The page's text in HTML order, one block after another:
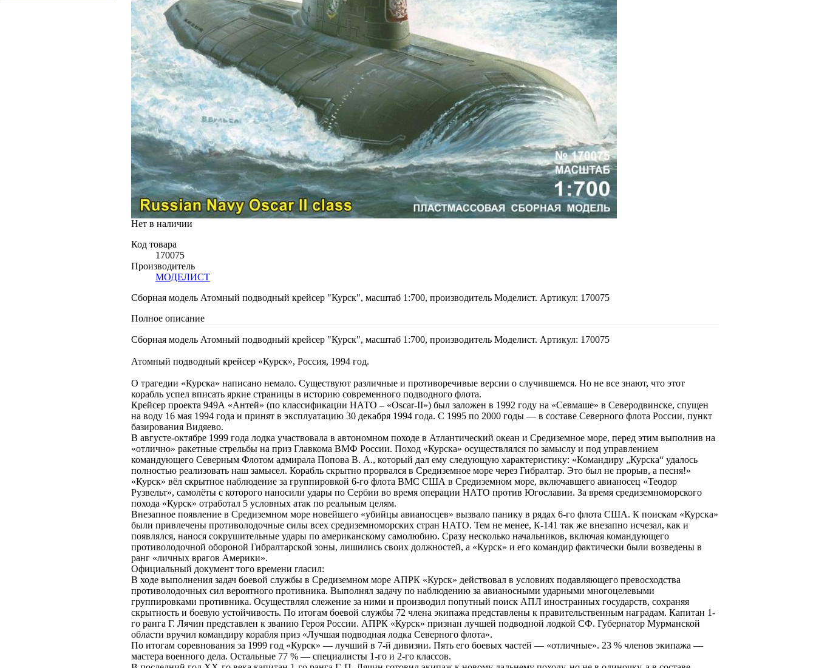
Нет в наличии
Код товара
170075
Производитель
МОДЕЛИСТ
Сборная модель Атомный подводный крейсер "Курск", масштаб 1:700, производитель Моделист. Артикул: 170075
Полное описание
Сборная модель Атомный подводный крейсер "Курск", масштаб 1:700, производитель Моделист. Артикул: 170075
Атомный подводный крейсер «Курск», Россия, 1994 год.
О трагедии «Курска» написано немало. Существуют различные и противоречивые версии о случившемся. Но не все знают, что этот
корабль успел вписать яркие страницы в историю современного подводного флота.
Крейсер проекта 949А «Антей» (по классификации НАТО – «Oscar-II») был заложен в 1992 году на «Севмаше» в Северодвинске, спущен
на воду 16 мая 1994 года и принят в эксплуатацию 30 декабря 1994 года. С 1995 по 2000 годы — в составе Северного флота России, пункт
базирования Видяево.
В августе-октябре 1999 года лодка участвовала в автономном походе в Атлантический океан и Средиземное море, перед этим выполнив на
«отлично» ракетные стрельбы на приз Главкома ВМФ России. Поход «Курска» осуществлялся по замыслу и под управлением
командующего Северным Флотом адмирала Попова В. А., который дал ему следующую характеристику: «Командиру „Курска“ удалось
полностью реализовать наш замысел. Корабль скрытно прорвался в Средиземное море через Гибралтар. Это был не прорыв, а песня!»
«Курск» вёл скрытное наблюдение за группировкой 6-го флота ВМС США в Средиземном море, включавшего авианосец «Теодор
Рузвельт», самолёты с которого наносили удары по Сербии во время операции НАТО против Югославии. За время средиземноморского
похода «Курск» отработал 5 условных атак по реальным целям.
Внезапное появление в Средиземном море новейшего «убийцы авианосцев» вызвало панику в рядах 6-го флота США. К поискам «Курска»
были привлечены противолодочные силы всех средиземноморских стран НАТО. Тем не менее, К-141 так же внезапно исчезал, как и
появлялся, нанося сокрушительные удары по американскому самолюбию. Сразу несколько начальников, включая командующего
противолодочной обороной Гибралтарской зоны, лишились своих должностей, а «Курск» и его командир фактически были возведены в
ранг «личных врагов Америки».
Официальный документ того времени гласил:
В ходе выполнения задач боевой службы в Средиземном море АПРК «Курск» действовал в условиях подавляющего превосходства
противолодочных сил вероятного противника. Выполнял задачу по наблюдению за авианосными ударными многоцелевыми
группировками противника. Осуществлял слежение за ними и производил попутный поиск АПЛ иностранных государств, сохраняя
скрытность и боевую устойчивость. По итогам боевой службы 72 члена экипажа представлены к правительственным наградам. Капитан 1-
го ранга Г. Лячин представлен к званию Героя России. АПРК «Курск» признан лучшей подводной лодкой СФ. Губернатор Мурманской
области вручил командиру корабля приз «Лучшая подводная лодка Северного флота».
По итогам соревнования за 1999 год «Курск» — лучший в 7-й дивизии. Пять его боевых частей — «отличные». 23 % членов экипажа —
мастера военного дела. Остальные 77 % — специалисты 1-го и 2-го классов.